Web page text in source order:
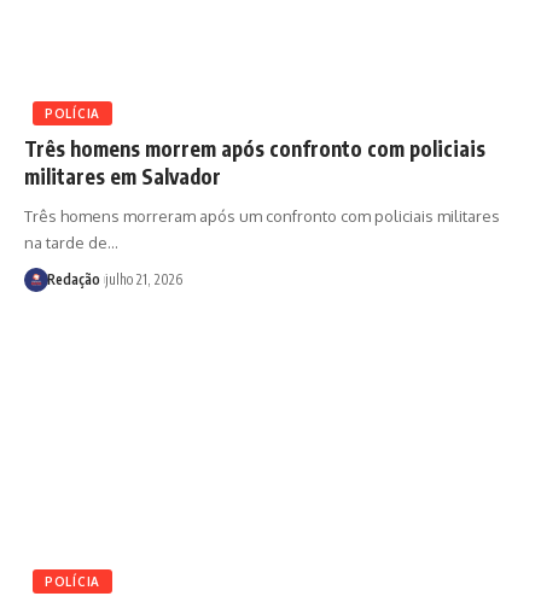
POLÍCIA
Três homens morrem após confronto com policiais
militares em Salvador
Três homens morreram após um confronto com policiais militares
na tarde de…
Redação julho 21, 2026
POLÍCIA